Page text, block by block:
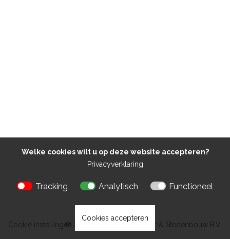
Welke cookies wilt u op deze website accepteren?
Privacyverklaring
Tracking Analytisch Functioneel
Cookies accepteren
Cookie instellingen© 2026 Kokon Architectuur & Stedenbouw B.V.